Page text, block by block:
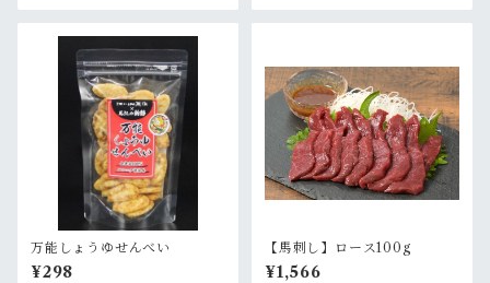
万能しょうゆせんべい
¥298
【馬刺し】ロース100g
¥1,566